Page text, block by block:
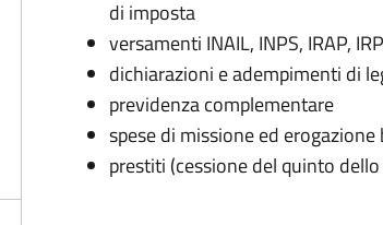
di imposta
versamenti INAIL, INPS, IRAP,
dichiarazioni e adempimenti di
previdenza complementare
spese di missione ed
prestiti (cessione del quinto